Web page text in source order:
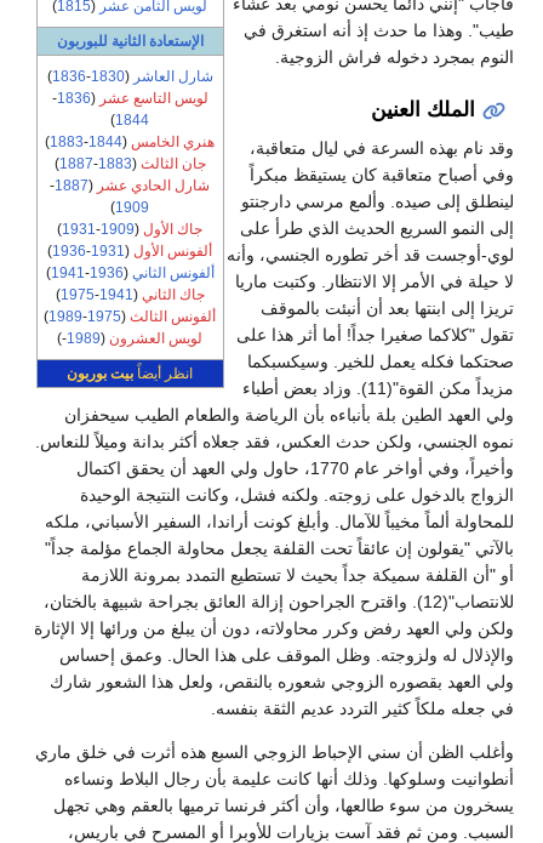
لويس الثامن عشر (
1815
)
الإستعادة الثانية للبوربون
شارل العاشر (
1830
-
1836
)
لويس التاسع عشر (
1836
-
1844
)
هنري الخامس(
1844
-
1883
)
جان الثالث (
1883
-
1887
)
شارل الحادي عشر (
1887
-
1909
)
جاك الأول(
1909
-
1931
)
ألفونس الأول(
1931
-
1936
)
ألفونس الثاني (
1936
-
1941
)
جاك الثاني (
1941
-
1975
)
ألفونس الثالث(
1975
-
1989
)
لويس العشرون (
1989
-)
انظر أيضاً بيت بوربون
فأجاب "إنني دائماً يحسن نومي بعد عشاء
طيب". وهذا ما حدث إذ أنه استغرق في
النوم بمجرد دخوله فراش الزوجية.
الملك العنين
وقد نام بهذه السرعة في ليال متعاقبة،
وفي أصباح متعاقبة كان يستيقظ مبكراً
لينطلق إلى صيده. وألمع مرسي دارجنتو
إلى النمو السريع الحديث الذي طرأ على
لوي-أوجست قد أخر تطوره الجنسي، وأنه
لا حيلة في الأمر إلا الانتظار. وكتبت ماريا
تريزا إلى ابنتها بعد أن أنبئت بالموقف
تقول "كلاكما صغيرا جداً! أما أثر هذا على
صحتكما فكله يعمل للخير. وسيكسبكما
مزيداً مكن القوة"(11). وزاد بعض أطباء
ولي العهد الطين بلة بأنباءه بأن الرياضة والطعام الطيب سيحفزان
نموه الجنسي، ولكن حدث العكس، فقد جعلاه أكثر بدانة وميلاً للنعاس.
وأخيراً، وفي أواخر عام 1770، حاول ولي العهد أن يحقق اكتمال
الزواج بالدخول على زوجته. ولكنه فشل، وكانت النتيجة الوحيدة
للمحاولة ألماً مخيباً للآمال. وأبلغ كونت أراندا، السفير الأسباني، ملكه
بالآتي "يقولون إن عائقاً تحت القلفة يجعل محاولة الجماع مؤلمة جداً"
أو "أن القلفة سميكة جداً بحيث لا تستطيع التمدد بمرونة اللازمة
للانتصاب"(12). واقترح الجراحون إزالة العائق بجراحة شبيهة بالختان،
ولكن ولي العهد رفض وكرر محاولاته، دون أن يبلغ من ورائها إلا الإثارة
والإذلال له ولزوجته. وظل الموقف على هذا الحال. وعمق إحساس
ولي العهد بقصوره الزوجي شعوره بالنقص، ولعل هذا الشعور شارك
في جعله ملكاً كثير التردد عديم الثقة بنفسه.
وأغلب الظن أن سني الإحباط الزوجي السبع هذه أثرت في خلق ماري
أنطوانيت وسلوكها. وذلك أنها كانت عليمة بأن رجال البلاط ونساءه
يسخرون من سوء طالعها، وأن أكثر فرنسا ترميها بالعقم وهي تجهل
السبب. ومن ثم فقد آست بزيارات للأوبرا أو المسرح في باريس،